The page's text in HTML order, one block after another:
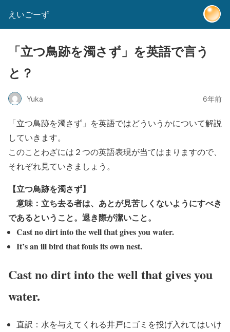
えいごーず
「立つ鳥跡を濁さず」を英語で言う
と？
Yuka 6年前
「立つ鳥跡を濁さず」を英語ではどういうかについて解説
していきます。
このことわざには２つの英語表現が当てはまりますので、
それぞれ見ていきましょう。
【立つ鳥跡を濁さず】
意味：立ち去る者は、あとが見苦しくないようにすべき
であるということ。退き際が潔いこと。
Cast no dirt into the well that gives you water.
It’s an ill bird that fouls its own nest.
Cast no dirt into the well that gives you
water.
直訳：水を与えてくれる井戸にゴミを投げ入れてはいけ